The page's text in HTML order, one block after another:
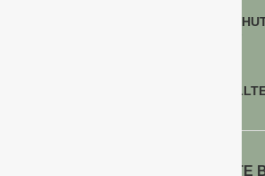
COMPO: NATÜRLICHE
BLÜHENDER SCHNEEBALL
WEITERE INTERESSANTE